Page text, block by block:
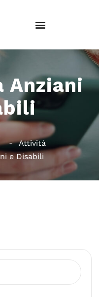
Anziani
Attività
e Disabili